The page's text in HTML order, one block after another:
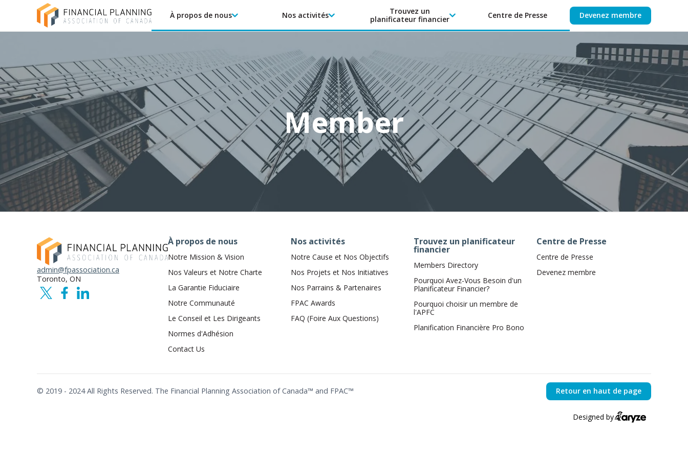
À propos de nous Nos activités
Trouvez un
planificateur financier
Centre de Presse Devenez membre
Member
admin@fpassociation.ca
Toronto, ON
À propos de nous
Notre Mission & Vision
Nos Valeurs et Notre Charte
La Garantie Fiduciaire
Notre Communauté
Le Conseil et Les Dirigeants
Normes d'Adhésion
Contact Us
Nos activités
Notre Cause et Nos Objectifs
Nos Projets et Nos Initiatives
Nos Parrains & Partenaires
FPAC Awards
FAQ (Foire Aux Questions)
Trouvez un planificateur
financier
Members Directory
Pourquoi Avez-Vous Besoin d'un
Planificateur Financier?
Pourquoi choisir un membre de
l'APFC
Planification Financière Pro Bono
Centre de Presse
Centre de Presse
Devenez membre
© 2019 - 2024 All Rights Reserved. The Financial Planning Association of Canada™ and FPAC™ Retour en haut de page
Designed by